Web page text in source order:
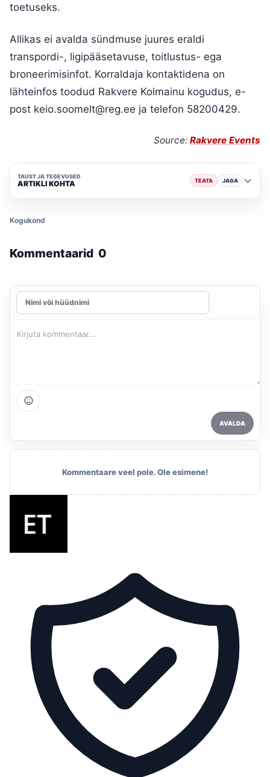
toetuseks.
Allikas ei avalda sündmuse juures eraldi
transpordi-, ligipääsetavuse, toitlustus- ega
broneerimisinfot. Korraldaja kontaktidena on
lähteinfos toodud Rakvere Kolmainu kogudus, e-
post keio.soomelt@reg.ee ja telefon 58200429.
Source: Rakvere Events
TAUST JA TEGEVUSED
ARTIKLI KOHTA TEATA JAGA
Kogukond
Kommentaarid 0
AVALDA
Kommentaare veel pole. Ole esimene!